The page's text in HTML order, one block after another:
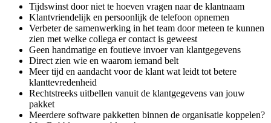
Tijdswinst door niet te hoeven vragen naar de klantnaam
Klantvriendelijk en persoonlijk de telefoon opnemen
Verbeter de samenwerking in het team door meteen te kunnen
zien met welke collega er contact is geweest
Geen handmatige en foutieve invoer van klantgegevens
Direct zien wie en waarom iemand belt
Meer tijd en aandacht voor de klant wat leidt tot betere
klanttevredenheid
Rechtstreeks uitbellen vanuit de klantgegevens van jouw
pakket
Meerdere software pakketten binnen de organisatie koppelen?